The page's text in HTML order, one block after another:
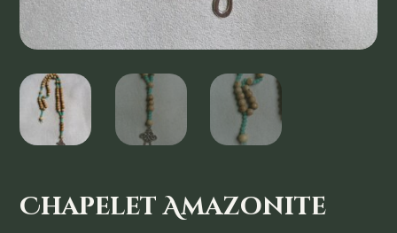
Chapelet Amazonite